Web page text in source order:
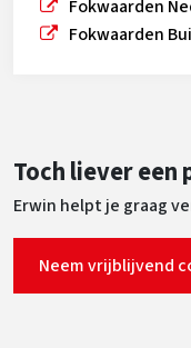
Fokwaarden
Fokwaarden
Toch liever een
Erwin helpt je graag
Neem vrijblijvend